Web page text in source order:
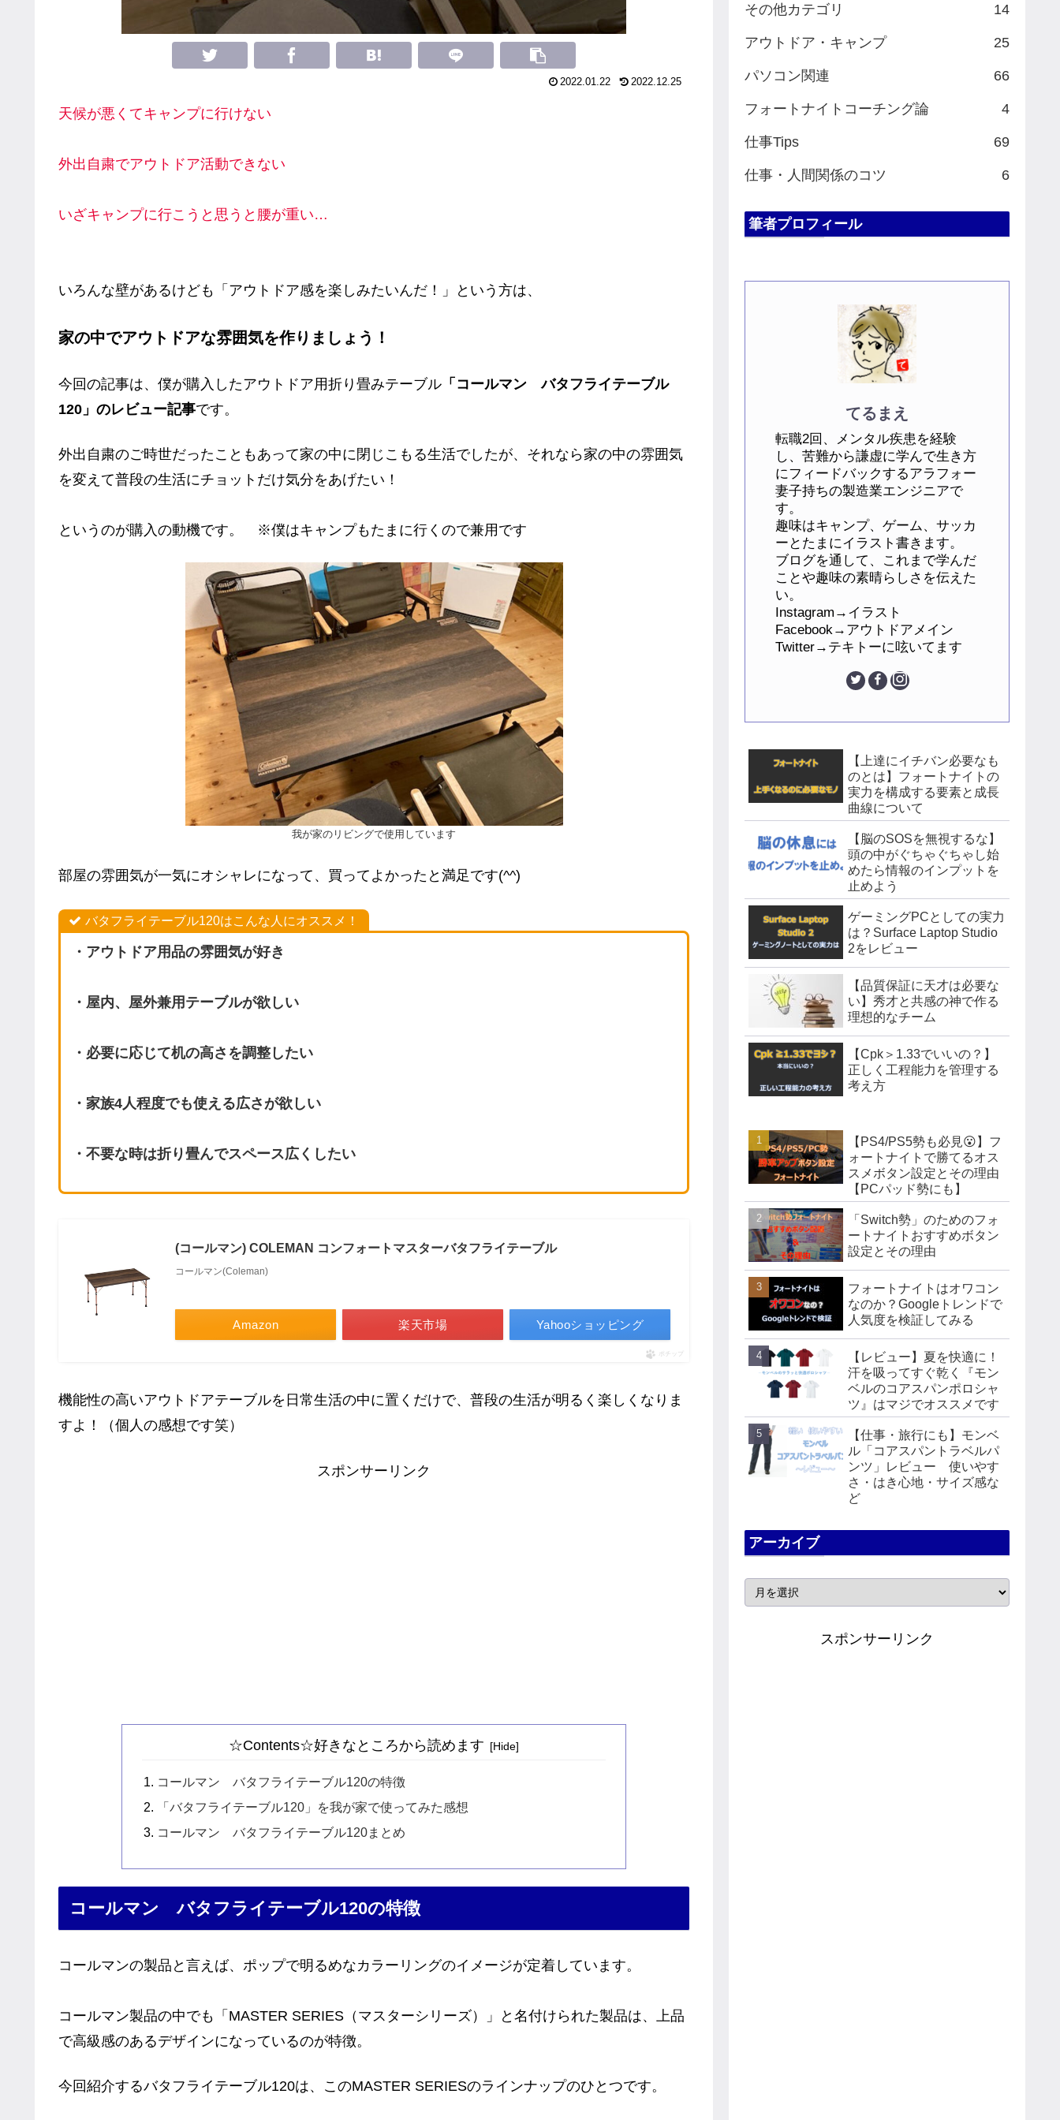
2022.01.22 2022.12.25
天候が悪くてキャンプに行けない
外出自粛でアウトドア活動できない
いざキャンプに行こうと思うと腰が重い…
いろんな壁があるけども「アウトドア感を楽しみたいんだ！」という方は、
家の中でアウトドアな雰囲気を作りましょう！
今回の記事は、僕が購入したアウトドア用折り畳みテーブル 「コールマン バタフライテーブル
120」のレビュー記事です。
外出自粛のご時世だったこともあって家の中に閉じこもる生活でしたが、それなら家の中の雰囲気
を変えて普段の生活にチョットだけ気分をあげたい！
というのが購入の動機です。 ※僕はキャンプもたまに行くので兼用です
我が家のリビングで使用しています
部屋の雰囲気が一気にオシャレになって、買ってよかったと満足です(^^)
バタフライテーブル120はこんな人にオススメ！
・アウトドア用品の雰囲気が好き
・屋内、屋外兼用テーブルが欲しい
・必要に応じて机の高さを調整したい
・家族4人程度でも使える広さが欲しい
・不要な時は折り畳んでスペース広くしたい
(コールマン) COLEMAN コンフォートマスターバタフライテーブル
コールマン(Coleman)
Amazon 楽天市場 Yahooショッピング
ポチップ
機能性の高いアウトドアテーブルを日常生活の中に置くだけで、普段の生活が明るく楽しくなりま
すよ！（個人の感想です笑）
スポンサーリンク
☆Contents☆好きなところから読めます
コールマン バタフライテーブル120の特徴
「バタフライテーブル120」を我が家で使ってみた感想
コールマン バタフライテーブル120まとめ
コールマン バタフライテーブル120の特徴
コールマンの製品と言えば、ポップで明るめなカラーリングのイメージが定着しています。
コールマン製品の中でも「MASTER SERIES（マスターシリーズ）」と名付けられた製品は、上品
で高級感のあるデザインになっているのが特徴。
今回紹介するバタフライテーブル120は、このMASTER SERIESのラインナップのひとつです。
その他カテゴリ 14
アウトドア・キャンプ 25
パソコン関連 66
フォートナイトコーチング論 4
仕事Tips 69
仕事・人間関係のコツ 6
筆者プロフィール
てるまえ
転職2回、メンタル疾患を経験
し、苦難から謙虚に学んで生き方
にフィードバックするアラフォー
妻子持ちの製造業エンジニアで
す。
趣味はキャンプ、ゲーム、サッカ
ーとたまにイラスト書きます。
ブログを通して、これまで学んだ
ことや趣味の素晴らしさを伝えた
い。
Instagram→イラスト
Facebook→アウトドアメイン
Twitter→テキトーに呟いてます
【上達にイチバン必要なも
のとは】フォートナイトの
実力を構成する要素と成長
曲線について
【脳のSOSを無視するな】
頭の中がぐちゃぐちゃし始
めたら情報のインプットを
止めよう
ゲーミングPCとしての実力
は？Surface Laptop Studio
2をレビュー
【品質保証に天才は必要な
い】秀才と共感の神で作る
理想的なチーム
【Cpk＞1.33でいいの？】
正しく工程能力を管理する
考え方
【PS4/PS5勢も必見😮】フ
ォートナイトで勝てるオス
スメボタン設定とその理由
【PCパッド勢にも】
「Switch勢」のためのフォ
ートナイトおすすめボタン
設定とその理由
フォートナイトはオワコン
なのか？Googleトレンドで
人気度を検証してみる
【レビュー】夏を快適に！
汗を吸ってすぐ乾く『モン
ベルのコアスパンポロシャ
ツ』はマジでオススメです
【仕事・旅行にも】モンベ
ル「コアスパントラベルパ
ンツ」レビュー 使いやす
さ・はき心地・サイズ感な
ど
アーカイブ
スポンサーリンク